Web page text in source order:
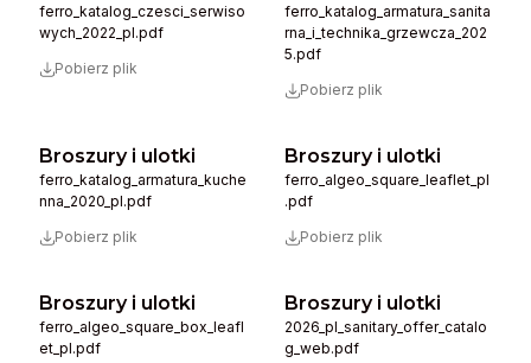
ferro_katalog_czesci_serwiso
wych_2022_pl.pdf
Pobierz plik
ferro_katalog_armatura_sanita
rna_i_technika_grzewcza_202
5.pdf
Pobierz plik
Broszury i ulotki
ferro_katalog_armatura_kuche
nna_2020_pl.pdf
Pobierz plik
Broszury i ulotki
ferro_algeo_square_leaflet_pl
.pdf
Pobierz plik
Broszury i ulotki
ferro_algeo_square_box_leafl
et_pl.pdf
Broszury i ulotki
2026_pl_sanitary_offer_catalo
g_web.pdf